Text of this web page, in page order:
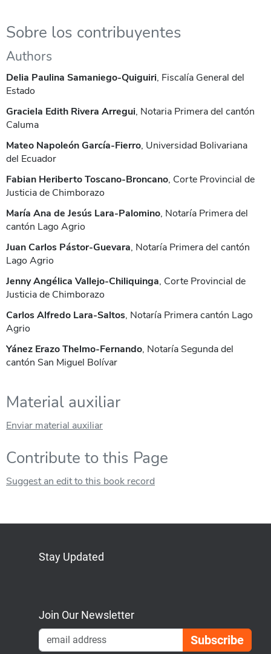
Sobre los contribuyentes
Authors
Delia Paulina Samaniego-Quiguiri, Fiscalía General del
Estado
Graciela Edith Rivera Arregui, Notaria Primera del cantón
Caluma
Mateo Napoleón García-Fierro, Universidad Bolivariana
del Ecuador
Fabian Heriberto Toscano-Broncano, Corte Provincial de
Justicia de Chimborazo
María Ana de Jesús Lara-Palomino, Notaría Primera del
cantón Lago Agrio
Juan Carlos Pástor-Guevara, Notaría Primera del cantón
Lago Agrio
Jenny Angélica Vallejo-Chiliquinga, Corte Provincial de
Justicia de Chimborazo
Carlos Alfredo Lara-Saltos, Notaría Primera cantón Lago
Agrio
Yánez Erazo Thelmo-Fernando, Notaría Segunda del
cantón San Miguel Bolívar
Material auxiliar
Enviar material auxiliar
Contribute to this Page
Suggest an edit to this book record
Stay Updated
Join Our Newsletter